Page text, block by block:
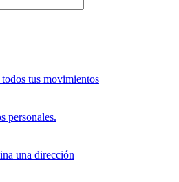
tus movimientos
personales.
una dirección